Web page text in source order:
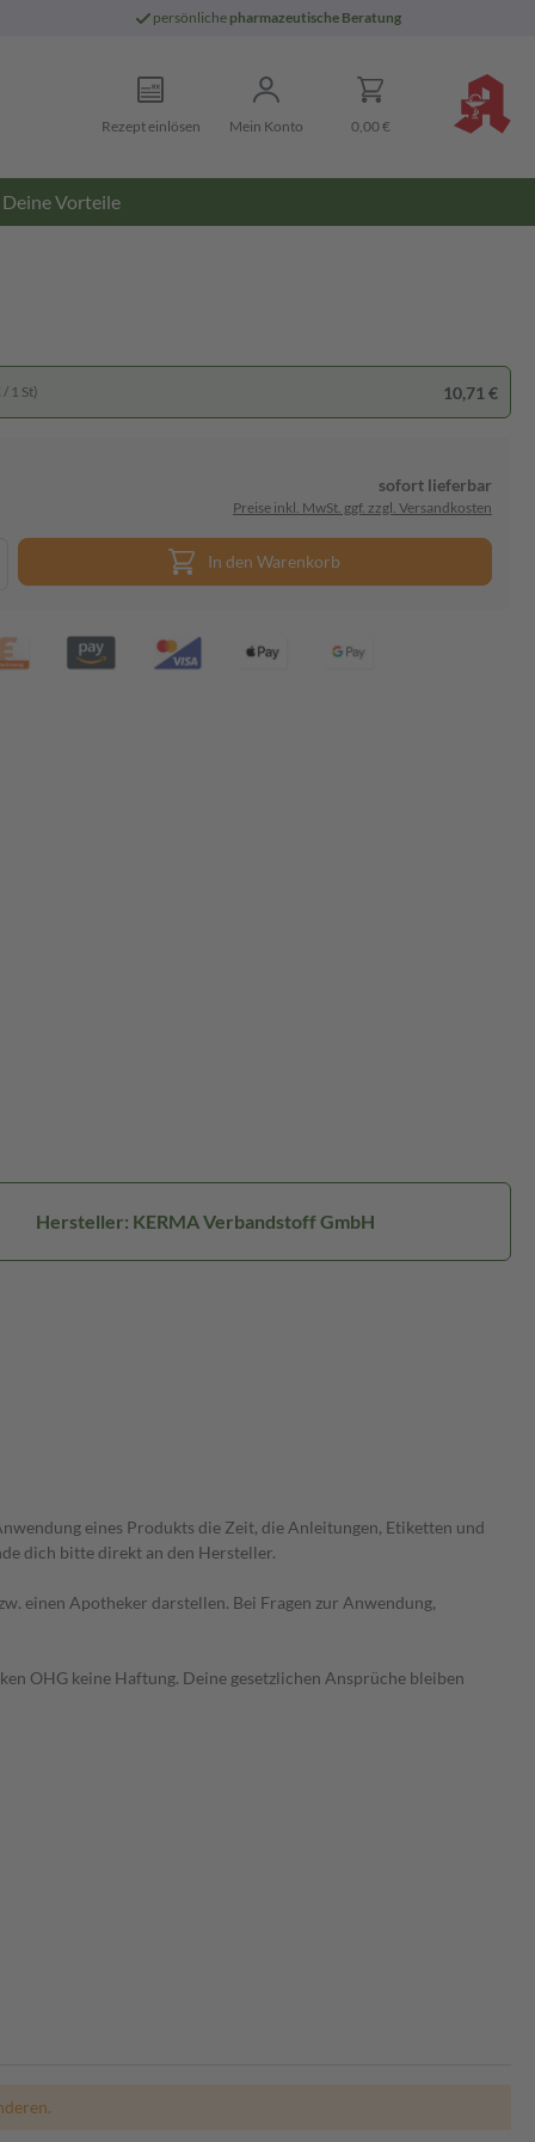
persönliche pharmazeutische Beratung
Rezept einlösen Mein Konto 0,00 €
Deine Vorteile
1 St) 10,71 €
sofort lieferbar
Preise inkl. MwSt. ggf. zzgl. Versandkosten
In den Warenkorb
Hersteller: KERMA Verbandstoff GmbH
eines Produkts die Zeit, die Anleitungen, Etiketten und
dich bitte direkt an den Hersteller.
einen Apotheker darstellen. Bei Fragen zur Anwendung,
OHG keine Haftung. Deine gesetzlichen Ansprüche bleiben